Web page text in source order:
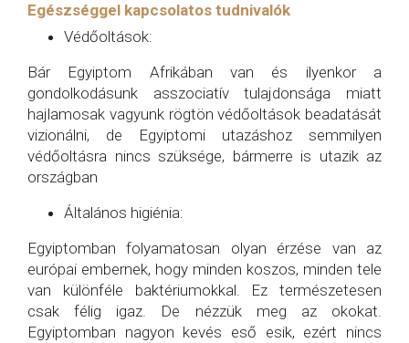
Egészséggel kapcsolatos tudnivalók
Védőoltások:
Bár Egyiptom Afrikában van és ilyenkor a
gondolkodásunk asszociatív tulajdonsága miatt
hajlamosak vagyunk rögtön védőoltások beadatását
vizionálni, de Egyiptomi utazáshoz semmilyen
védőoltásra nincs szüksége, bármerre is utazik az
országban
Általános higiénia:
Egyiptomban folyamatosan olyan érzése van az
európai embernek, hogy minden koszos, minden tele
van különféle baktériumokkal. Ez természetesen
csak félig igaz. De nézzük meg az okokat.
Egyiptomban nagyon kevés eső esik, ezért nincs